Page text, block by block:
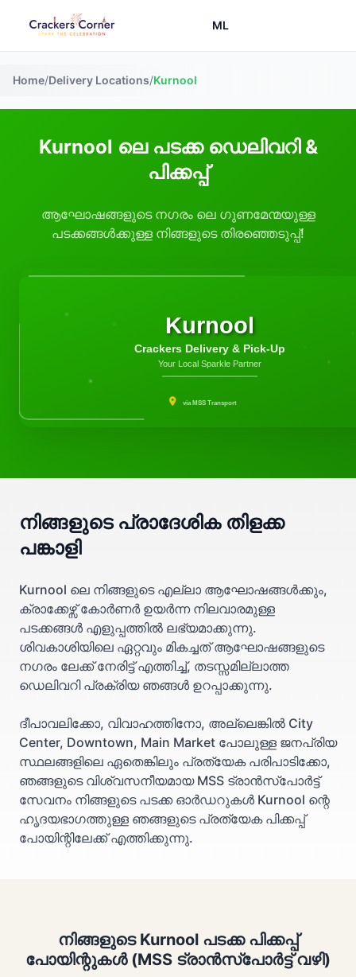
ML
Home/Delivery Locations/Kurnool
Kurnool ലെ പടക്ക ഡെലിവറി &
പിക്കപ്പ്
ആഘോഷങ്ങളുടെ നഗരം ലെ ഗുണമേന്മയുള്ള
പടക്കങ്ങൾക്കുള്ള നിങ്ങളുടെ തിരഞ്ഞെടുപ്പ്!
Kurnool
Crackers Delivery & Pick-Up
Your Local Sparkle Partner
via MSS Transport
നിങ്ങളുടെ പ്രാദേശിക തിളക്ക
പങ്കാളി
Kurnool ലെ നിങ്ങളുടെ എല്ലാ ആഘോഷങ്ങൾക്കും,
ക്രാക്കേഴ്സ് കോർണർ ഉയർന്ന നിലവാരമുള്ള
പടക്കങ്ങൾ എളുപ്പത്തിൽ ലഭ്യമാക്കുന്നു.
ശിവകാശിയിലെ ഏറ്റവും മികച്ചത് ആഘോഷങ്ങളുടെ
നഗരം ലേക്ക് നേരിട്ട് എത്തിച്ച്, തടസ്സമില്ലാത്ത
ഡെലിവറി പ്രക്രിയ ഞങ്ങൾ ഉറപ്പാക്കുന്നു.
ദീപാവലിക്കോ, വിവാഹത്തിനോ, അല്ലെങ്കിൽ City
Center, Downtown, Main Market പോലുള്ള ജനപ്രിയ
സ്ഥലങ്ങളിലെ ഏതെങ്കിലും പ്രത്യേക പരിപാടിക്കോ,
ഞങ്ങളുടെ വിശ്വസനീയമായ MSS ട്രാൻസ്പോർട്ട്
സേവനം നിങ്ങളുടെ പടക്ക ഓർഡറുകൾ Kurnool ന്റെ
ഹൃദയഭാഗത്തുള്ള ഞങ്ങളുടെ പ്രത്യേക പിക്കപ്പ്
പോയിന്റിലേക്ക് എത്തിക്കുന്നു.
നിങ്ങളുടെ Kurnool പടക്ക പിക്കപ്പ്
പോയിന്റുകൾ (MSS ട്രാൻസ്പോർട്ട് വഴി)